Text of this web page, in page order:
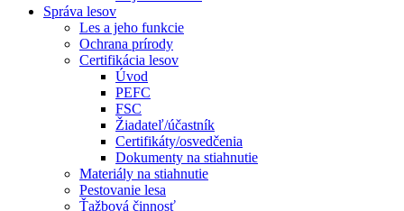
Správa lesov
Les a jeho funkcie
Ochrana prírody
Certifikácia lesov
Úvod
PEFC
FSC
Žiadateľ/účastník
Certifikáty/osvedčenia
Dokumenty na stiahnutie
Materiály na stiahnutie
Pestovanie lesa
Ťažbová činnosť